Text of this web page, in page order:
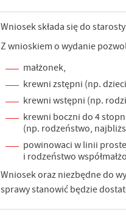
Wniosek składa się do
Z wnioskiem o wydanie
małżonek,
krewni zstępni (np.
krewni wstępni (np.
krewni boczni do 4
(np. rodzeństwo,
powinowaci w linii
i rodzeństwo
Wniosek oraz niezbędne do
sprawy stanowić będzie